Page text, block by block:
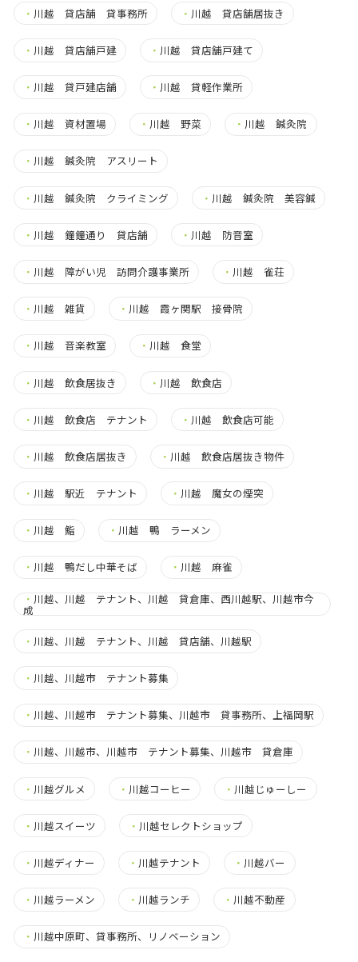
・ 川越 貸店舗 貸事務所 ・ 川越 貸店舗居抜き
・ 川越 貸店舗戸建 ・ 川越 貸店舗戸建て
・ 川越 貸戸建店舗 ・ 川越 貸軽作業所
・ 川越 資材置場 ・ 川越 野菜 ・ 川越 鍼灸院
・ 川越 鍼灸院 アスリート
・ 川越 鍼灸院 クライミング ・ 川越 鍼灸院 美容鍼
・ 川越 鐘鐘通り 貸店舗 ・ 川越 防音室
・ 川越 障がい児 訪問介護事業所 ・ 川越 雀荘
・ 川越 雑貨 ・ 川越 霞ヶ関駅 接骨院
・ 川越 音楽教室 ・ 川越 食堂
・ 川越 飲食居抜き ・ 川越 飲食店
・ 川越 飲食店 テナント ・ 川越 飲食店可能
・ 川越 飲食店居抜き ・ 川越 飲食店居抜き物件
・ 川越 駅近 テナント ・ 川越 魔女の煙突
・ 川越 鮨 ・ 川越 鴨 ラーメン
・ 川越 鴨だし中華そば ・ 川越 麻雀
・ 川越、川越 テナント、川越 貸倉庫、西川越駅、川越市今
成
・ 川越、川越 テナント、川越 貸店舗、川越駅
・ 川越、川越市 テナント募集
・ 川越、川越市 テナント募集、川越市 貸事務所、上福岡駅
・ 川越、川越市、川越市 テナント募集、川越市 貸倉庫
・ 川越グルメ ・ 川越コーヒー ・ 川越じゅーしー
・ 川越スイーツ ・ 川越セレクトショップ
・ 川越ディナー ・ 川越テナント ・ 川越バー
・ 川越ラーメン ・ 川越ランチ ・ 川越不動産
・ 川越中原町、貸事務所、リノベーション